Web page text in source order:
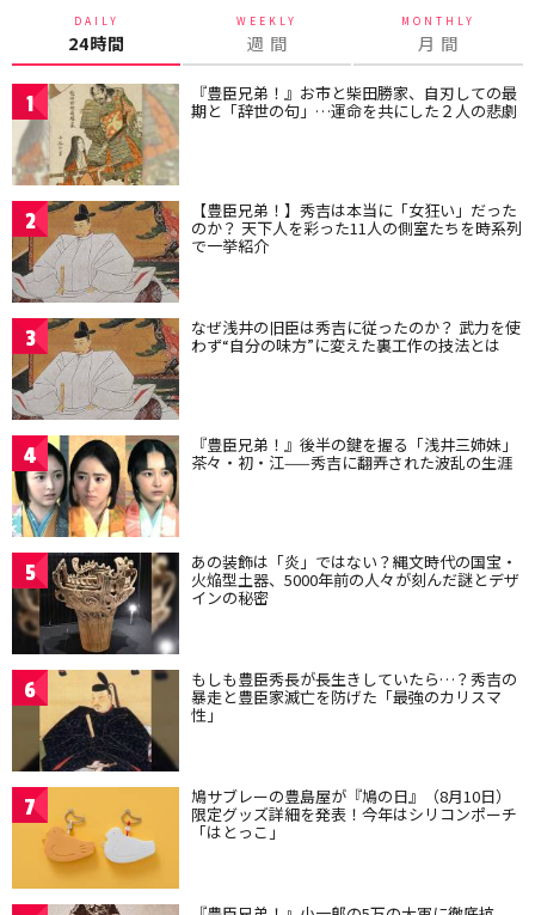
DAILY
24時間
WEEKLY
週 間
MONTHLY
月 間
1 『豊臣兄弟！』お市と柴田勝家、自刃しての最
期と「辞世の句」…運命を共にした２人の悲劇
2 【豊臣兄弟！】秀吉は本当に「女狂い」だった
のか？ 天下人を彩った11人の側室たちを時系列
で一挙紹介
3 なぜ浅井の旧臣は秀吉に従ったのか？ 武力を使
わず“自分の味方”に変えた裏工作の技法とは
4 『豊臣兄弟！』後半の鍵を握る「浅井三姉妹」
茶々・初・江——秀吉に翻弄された波乱の生涯
5 あの装飾は「炎」ではない？縄文時代の国宝・
火焔型土器、5000年前の人々が刻んだ謎とデザ
インの秘密
6 もしも豊臣秀長が長生きしていたら…？秀吉の
暴走と豊臣家滅亡を防げた「最強のカリスマ
性」
7 鳩サブレーの豊島屋が『鳩の日』（8月10日）
限定グッズ詳細を発表！今年はシリコンポーチ
「はとっこ」